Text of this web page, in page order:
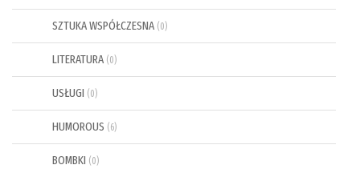
SZTUKA WSPÓŁCZESNA (0)
LITERATURA (0)
USŁUGI (0)
HUMOROUS (6)
BOMBKI (0)